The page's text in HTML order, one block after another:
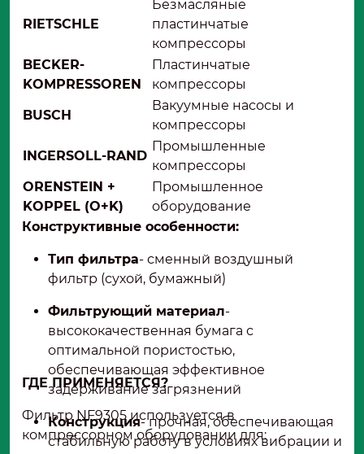
RIETSCHLE
Безмасляные
пластинчатые
компрессоры
BECKER-
KOMPRESSOREN
Пластинчатые
компрессоры
BUSCH
Вакуумные насосы и
компрессоры
INGERSOLL-RAND
Промышленные
компрессоры
ORENSTEIN +
KOPPEL (O+K)
Промышленное
оборудование
Конструктивные особенности:
Тип фильтра- сменный воздушный
фильтр (сухой, бумажный)
Фильтрующий материал-
высококачественная бумага с
оптимальной пористостью,
обеспечивающая эффективное
задерживание загрязнений
Конструкция- прочная, обеспечивающая
стабильную работу в условиях вибрации и
ГДЕ ПРИМЕНЯЕТСЯ?
Фильтр NF9305 используется в
компрессорном оборудовании для: